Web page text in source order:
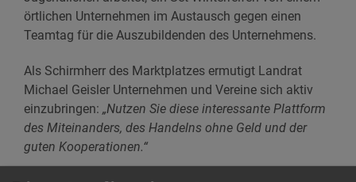
örtlichen Unternehmen im Austausch gegen einen
Teamtag für die Auszubildenden des Unternehmens.
Als Schirmherr des Marktplatzes ermutigt Landrat
Michael Geisler Unternehmen und Vereine sich aktiv
einzubringen: „Nutzen Sie diese interessante Plattform
des Miteinanders, des Handelns ohne Geld und der
guten Kooperationen.“